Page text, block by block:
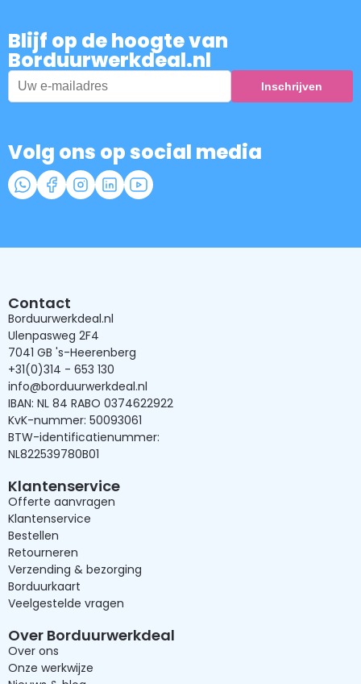
Blijf op de hoogte van
Borduurwerkdeal.nl
Volg ons op social media
Contact
Borduurwerkdeal.nl
Ulenpasweg 2F4
7041 GB 's-Heerenberg
+31(0)314 - 653 130
info@borduurwerkdeal.nl
IBAN: NL 84 RABO 0374622922
KvK-nummer: 50093061
BTW-identificatienummer:
NL822539780B01
Klantenservice
Offerte aanvragen
Klantenservice
Bestellen
Retourneren
Verzending & bezorging
Borduurkaart
Veelgestelde vragen
Over Borduurwerkdeal
Over ons
Onze werkwijze